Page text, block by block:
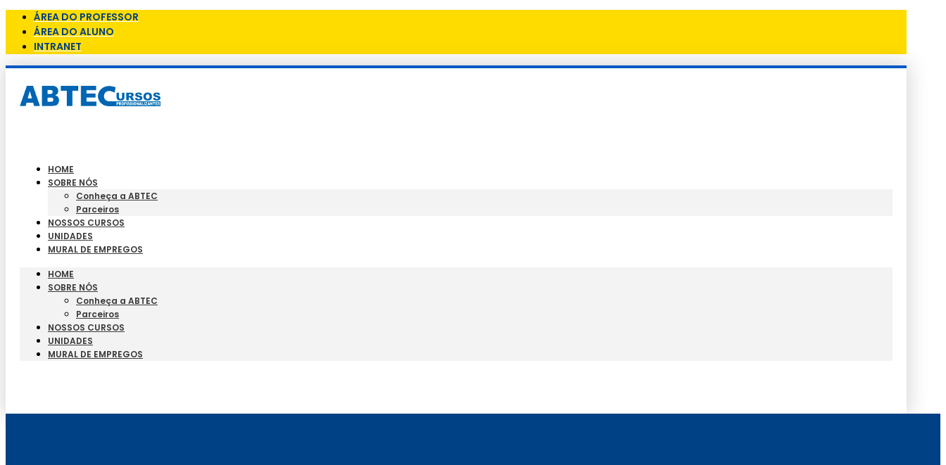
ÁREA DO PROFESSOR
ÁREA DO ALUNO
INTRANET
HOME
SOBRE NÓS
Conheça a ABTEC
Parceiros
NOSSOS CURSOS
UNIDADES
MURAL DE EMPREGOS
HOME
SOBRE NÓS
Conheça a ABTEC
Parceiros
NOSSOS CURSOS
UNIDADES
MURAL DE EMPREGOS